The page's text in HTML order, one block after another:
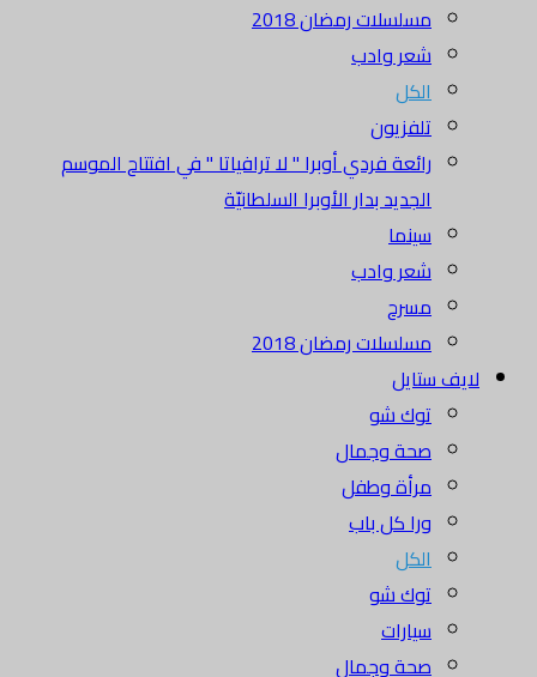
مسلسلات رمضان 2018
شعر وادب
الكل
تلفزيون
رائعة فردي أوبرا " لا ترافياتا " في افتتاح الموسم
الجديد بدار الأوبرا السلطانيّة
سينما
شعر وادب
مسرح
مسلسلات رمضان 2018
لايف ستايل
توك شو
صحة وجمال
مرأة وطفل
ورا كل باب
الكل
توك شو
سيارات
صحة وجمال